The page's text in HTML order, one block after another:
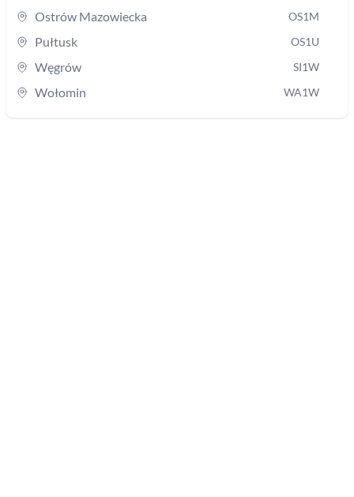
Ostrów Mazowiecka OS1M
Pułtusk OS1U
Węgrów SI1W
Wołomin WA1W